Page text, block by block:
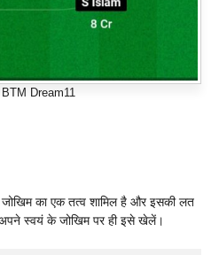
Dream11
जोखिम का एक तत्व शामिल है और इसकी लत
स्वयं के जोखिम पर ही इसे खेलें।